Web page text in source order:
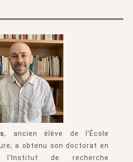
, ancien élève de l'École
a obtenu son doctorat en
l'Institut de recherche